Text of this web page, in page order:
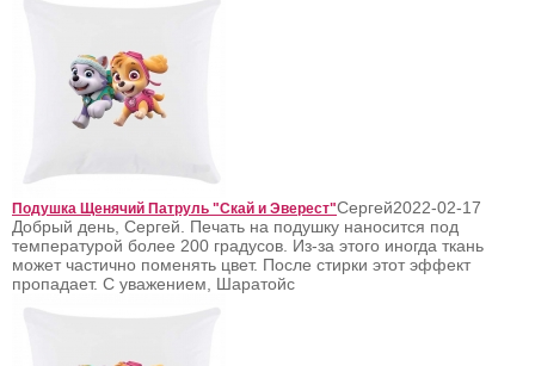
Подушка Щенячий Патруль "Скай и Эверест"Сергей2022-02-17
Добрый день, Сергей. Печать на подушку наносится под
температурой более 200 градусов. Из-за этого иногда ткань
может частично поменять цвет. После стирки этот эффект
пропадает. С уважением, Шаратойс